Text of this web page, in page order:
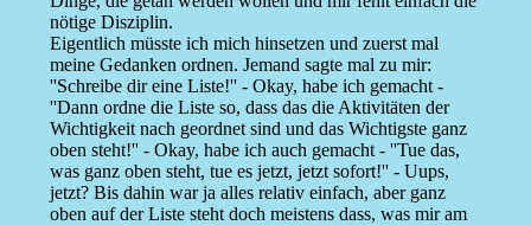
nötige Disziplin.
Eigentlich müsste ich mich hinsetzen und zuerst mal
meine Gedanken ordnen. Jemand sagte mal zu mir:
''Schreibe dir eine Liste!'' - Okay, habe ich gemacht -
''Dann ordne die Liste so, dass das die Aktivitäten der
Wichtigkeit nach geordnet sind und das Wichtigste ganz
oben steht!'' - Okay, habe ich auch gemacht - ''Tue das,
was ganz oben steht, tue es jetzt, jetzt sofort!'' - Uups,
jetzt? Bis dahin war ja alles relativ einfach, aber ganz
oben auf der Liste steht doch meistens dass, was mir am